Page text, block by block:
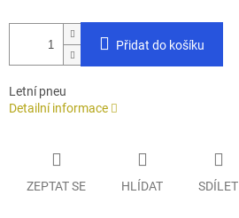
Přidat do košíku
Letní pneu
Detailní informace
ZEPTAT SE HLÍDAT SDÍLET